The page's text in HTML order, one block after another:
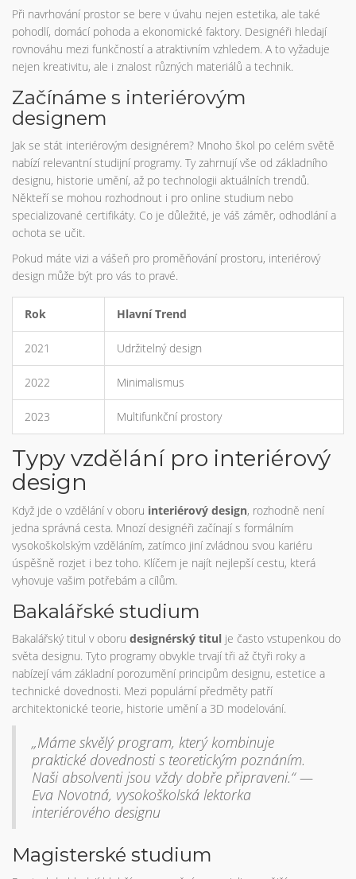
Při navrhování prostor se bere v úvahu nejen estetika, ale také
pohodlí, domácí pohoda a ekonomické faktory. Designéři hledají
rovnováhu mezi funkčností a atraktivním vzhledem. A to vyžaduje
nejen kreativitu, ale i znalost různých materiálů a technik.
Začínáme s interiérovým
designem
Jak se stát interiérovým designérem? Mnoho škol po celém světě
nabízí relevantní studijní programy. Ty zahrnují vše od základního
designu, historie umění, až po technologii aktuálních trendů.
Někteří se mohou rozhodnout i pro online studium nebo
specializované certifikáty. Co je důležité, je váš záměr, odhodlání a
ochota se učit.
Pokud máte vizi a vášeň pro proměňování prostoru, interiérový
design může být pro vás to pravé.
Rok Hlavní Trend
2021 Udržitelný design
2022 Minimalismus
2023 Multifunkční prostory
Typy vzdělání pro interiérový
design
Když jde o vzdělání v oboru interiérový design, rozhodně není
jedna správná cesta. Mnozí designéři začínají s formálním
vysokoškolským vzděláním, zatímco jiní zvládnou svou kariéru
úspěšně rozjet i bez toho. Klíčem je najít nejlepší cestu, která
vyhovuje vašim potřebám a cílům.
Bakalářské studium
Bakalářský titul v oboru designérský titul je často vstupenkou do
světa designu. Tyto programy obvykle trvají tři až čtyři roky a
nabízejí vám základní porozumění principům designu, estetice a
technické dovednosti. Mezi populární předměty patří
architektonické teorie, historie umění a 3D modelování.
„Máme skvělý program, který kombinuje
praktické dovednosti s teoretickým poznáním.
Naši absolventi jsou vždy dobře připraveni.“ —
Eva Novotná, vysokoškolská lektorka
interiérového designu
Magisterské studium